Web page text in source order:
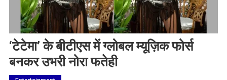
‘टेटेमा’ के बीटीएस में ग्लोबल म्यूज़िक फोर्स
बनकर उभरी नोरा फतेही